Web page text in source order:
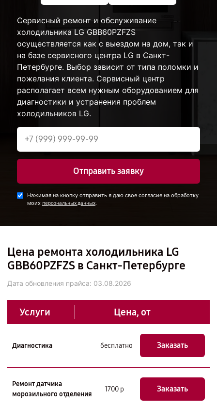
Сервисный ремонт и обслуживание
холодильника LG GBB60PZFZS
осуществляется как с выездом на дом, так и
на базе сервисного центра LG в Санкт-
Петербурге. Выбор зависит от типа поломки и
пожелания клиента. Сервисный центр
располагает всем нужным оборудованием для
диагностики и устранения проблем
холодильников LG.
Отправить заявку
Нажимая на кнопку отправить я даю свое согласие на обработку
моих персональных данных.
Цена ремонта холодильника LG
GBB60PZFZS в Санкт-Петербурге
Дата обновления прайса: 03.08.2026
Услуги Цена, от
Диагностика бесплатно Заказать
Ремонт датчика
морозильного отделения
1700 р Заказать